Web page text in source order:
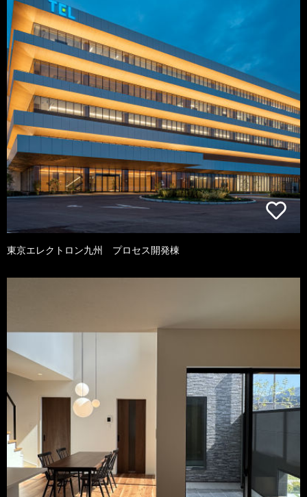
東京エレクトロン九州 プロセス開発棟